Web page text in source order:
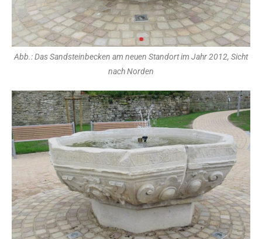
Abb.: Das Sandsteinbecken am neuen Standort im Jahr 2012, Sicht
nach Norden